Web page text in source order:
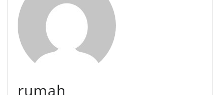
rumah